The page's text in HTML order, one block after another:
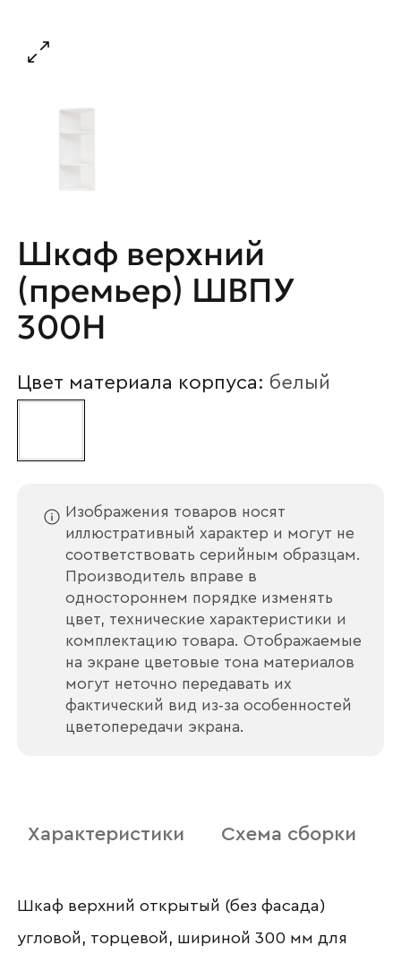
Шкаф верхний
(премьер) ШВПУ
300Н
Цвет материала корпуса: белый
Изображения товаров носят
иллюстративный характер и могут не
соответствовать серийным образцам.
Производитель вправе в
одностороннем порядке изменять
цвет, технические характеристики и
комплектацию товара. Отображаемые
на экране цветовые тона материалов
могут неточно передавать их
фактический вид из‑за особенностей
цветопередачи экрана.
Характеристики Схема сборки
Шкаф верхний открытый (без фасада)
угловой, торцевой, шириной 300 мм для